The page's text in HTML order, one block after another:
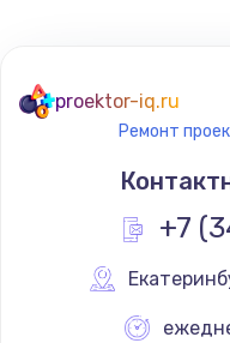
proektor-iq.ru
Ремонт
+7